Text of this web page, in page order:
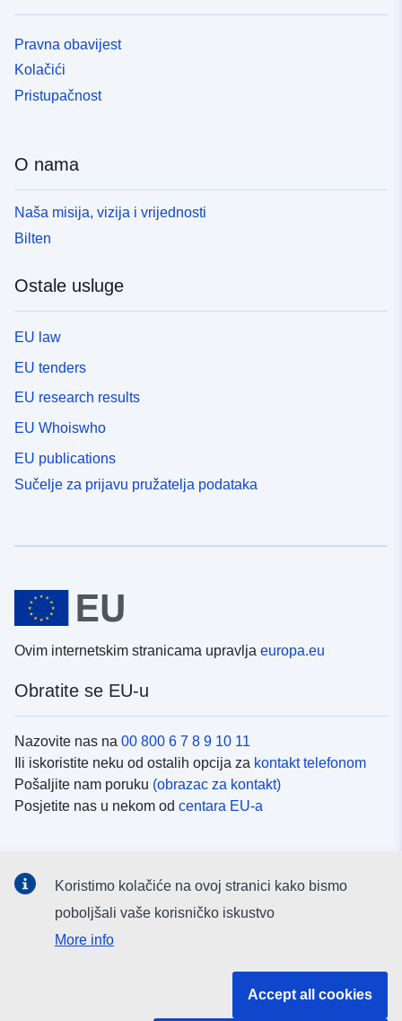
Pravna obavijest
Kolačići
Pristupačnost
O nama
Naša misija, vizija i vrijednosti
Bilten
Ostale usluge
EU law
EU tenders
EU research results
EU Whoiswho
EU publications
Sučelje za prijavu pružatelja podataka
Ovim internetskim stranicama upravlja europa.eu
Obratite se EU-u
Nazovite nas na 00 800 6 7 8 9 10 11
Ili iskoristite neku od ostalih opcija za kontakt telefonom
Pošaljite nam poruku (obrazac za kontakt)
Posjetite nas u nekom od centara EU-a
Potražite kanale EU-a nadruštvenim mrežama
Koristimo kolačiće na ovoj stranici kako bismo
poboljšali vaše korisničko iskustvo
More info
Accept all cookies